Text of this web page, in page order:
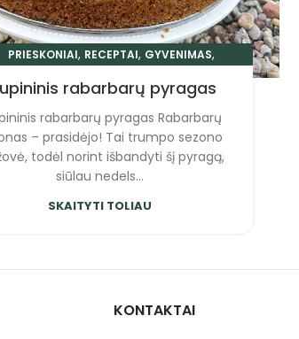
PRIESKONIAI, RECEPTAI, GYVENIMAS,
rabarbarų pyragas
rabarbarų pyragas Rabarbarų
– prasidėjo! Tai trumpo sezono
todėl norint išbandyti šį pyragą,
siūlau nedels...
SKAITYTI TOLIAU
KONTAKTAI